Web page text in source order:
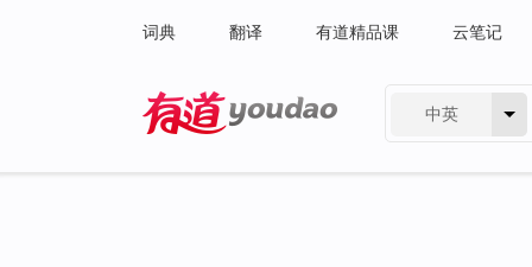
词典 翻译 有道精品课 云笔记
中英